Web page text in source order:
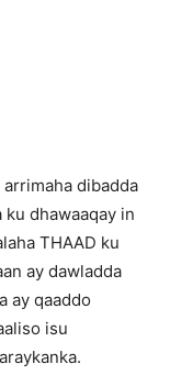
dibadda
ku dhawaaqay in
THAAD ku
ay dawladda
ay qaaddo
isu